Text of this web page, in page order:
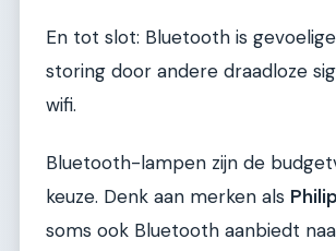
En tot slot: Bluetooth is
storing door andere draadloze
wifi.
Bluetooth-lampen zijn de
keuze. Denk aan merken als
soms ook Bluetooth aanbiedt